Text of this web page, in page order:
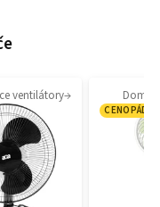
ventilátory
CENOPÁD